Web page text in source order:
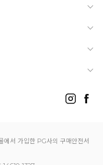
에서 가입한 PG사의 구매안전서